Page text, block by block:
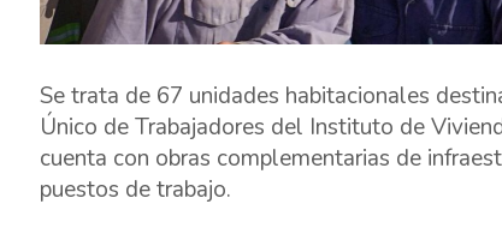
Se trata de 67 unidades habitacionales
Único de Trabajadores del Instituto de
cuenta con obras complementarias de
puestos de trabajo.